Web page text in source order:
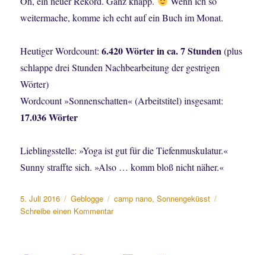
weitermache, komme ich echt auf ein Buch im Monat.
Heutiger Wordcount:6.420 Wörter in ca. 7 Stunden(plus
schlappe drei Stunden Nachbearbeitung der gestrigen
Wörter)
Wordcount »Sonnenschatten« (Arbeitstitel) insgesamt:
17.036 Wörter
Lieblingsstelle: »Yoga ist gut für die Tiefenmuskulatur.«
Sunny straffte sich. »Also … komm bloß nicht näher.«
Veröffentlicht
am
5. Juli 2016 Kategorien
Geblogge Schlagwörter
camp nano,Sonnengeküsst
Schreibe einen Kommentarzu